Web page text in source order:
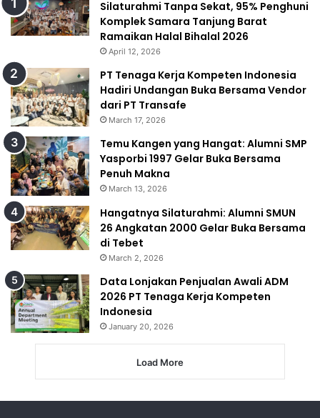
Silaturahmi Tanpa Sekat, 95% Penghuni
Komplek Samara Tanjung Barat
Ramaikan Halal Bihalal 2026
April 12, 2026
PT Tenaga Kerja Kompeten Indonesia
Hadiri Undangan Buka Bersama Vendor
dari PT Transafe
March 17, 2026
Temu Kangen yang Hangat: Alumni SMP
Yasporbi 1997 Gelar Buka Bersama
Penuh Makna
March 13, 2026
Hangatnya Silaturahmi: Alumni SMUN
26 Angkatan 2000 Gelar Buka Bersama
di Tebet
March 2, 2026
Data Lonjakan Penjualan Awali ADM
2026 PT Tenaga Kerja Kompeten
Indonesia
January 20, 2026
Load More